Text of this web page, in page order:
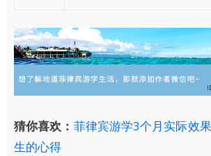
猜你喜欢： 菲律宾游学3个月实际效
生的心得